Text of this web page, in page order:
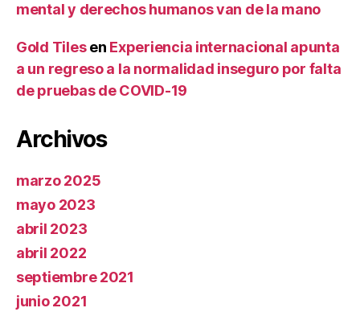
mental y derechos humanos van de la mano
Gold Tilesen Experiencia internacional apunta
a un regreso a la normalidad inseguro por falta
de pruebas de COVID-19
Archivos
marzo 2025
mayo 2023
abril 2023
abril 2022
septiembre 2021
junio 2021